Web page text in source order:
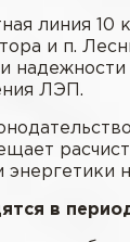
линия 10
и п.
ЛЭП.
в